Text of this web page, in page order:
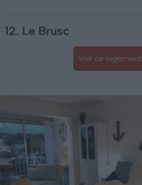
12. Le Brusc
Voir ce logement